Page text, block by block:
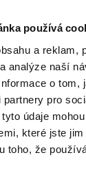
používá
a reklam,
analýze naší
o tom,
pro
údaje
které jste
toho, že
, Tomáš